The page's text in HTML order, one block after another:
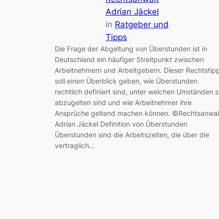
Adrian Jäckel
in Ratgeber und
Tipps
Die Frage der Abgeltung von Überstunden ist in
Deutschland ein häufiger Streitpunkt zwischen
Arbeitnehmern und Arbeitgebern. Dieser
soll einen Überblick geben, wie Überstunden
rechtlich definiert sind, unter welchen Umständen
abzugelten sind und wie Arbeitnehmer ihre
Ansprüche geltend machen können.
Adrian Jäckel Definition von Überstunden
Überstunden sind die Arbeitszeiten, die über die
vertraglich…